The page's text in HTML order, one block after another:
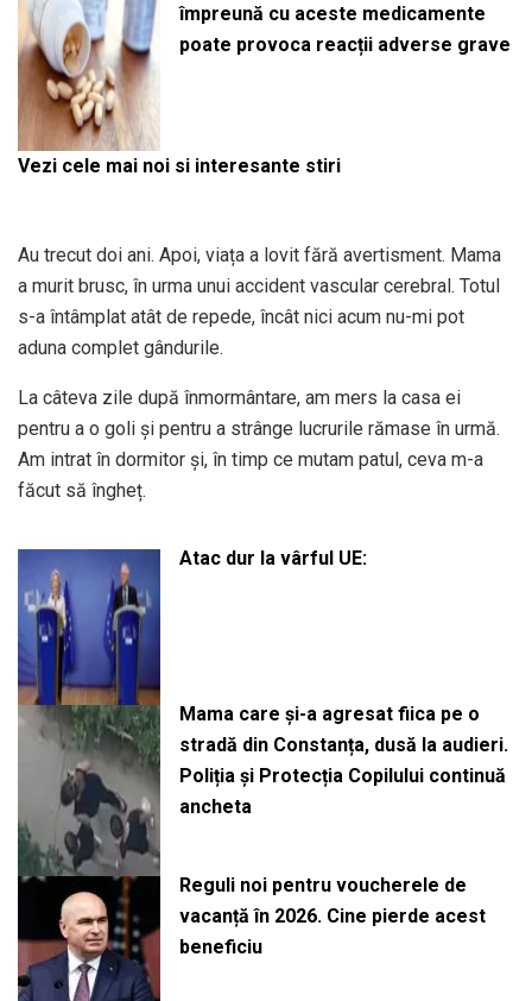
împreună cu aceste medicamente
poate provoca reacții adverse grave
Vezi cele mai noi si interesante stiri
Au trecut doi ani. Apoi, viața a lovit fără avertisment. Mama
a murit brusc, în urma unui accident vascular cerebral. Totul
s-a întâmplat atât de repede, încât nici acum nu-mi pot
aduna complet gândurile.
La câteva zile după înmormântare, am mers la casa ei
pentru a o goli și pentru a strânge lucrurile rămase în urmă.
Am intrat în dormitor și, în timp ce mutam patul, ceva m-a
făcut să îngheț.
Atac dur la vârful UE:
Mama care și-a agresat fiica pe o
stradă din Constanța, dusă la audieri.
Poliția și Protecția Copilului continuă
ancheta
Reguli noi pentru voucherele de
vacanță în 2026. Cine pierde acest
beneficiu